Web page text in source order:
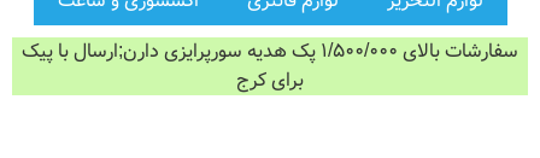
سفارشات بالای 1/500/000 پک هدیه سورپرایزی دارن;ارسال با پیک
برای کرج